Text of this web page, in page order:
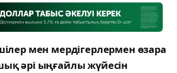
мен мердігерлермен өзара
әрі ыңғайлы жүйесін